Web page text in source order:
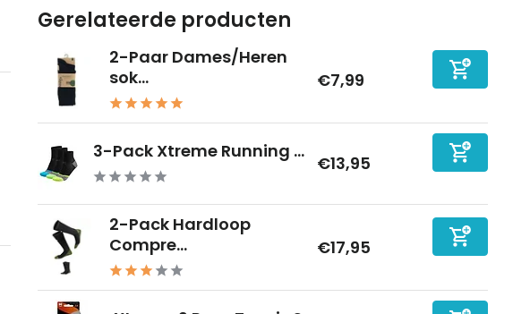
Gerelateerde producten
2-Paar Dames/Heren
sok...
€7,99
3-Pack Xtreme Running ...
€13,95
2-Pack Hardloop
Compre...
€17,95